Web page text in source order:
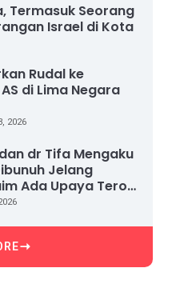
Termasuk Seorang
Israel di Kota
Rudal ke
di Lima Negara
2026
dr Tifa Mengaku
Jelang
Ada Upaya Teror